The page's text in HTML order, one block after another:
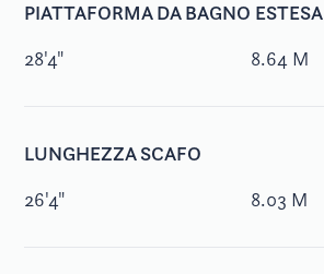
PIATTAFORMA DA BAGNO ESTESA
28'4" 8.64 M
LUNGHEZZA SCAFO
26'4" 8.03 M